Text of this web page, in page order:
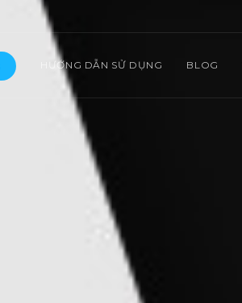
HƯỚNG DẪN SỬ DỤNG BLOG